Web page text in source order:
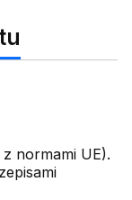
normami UE).